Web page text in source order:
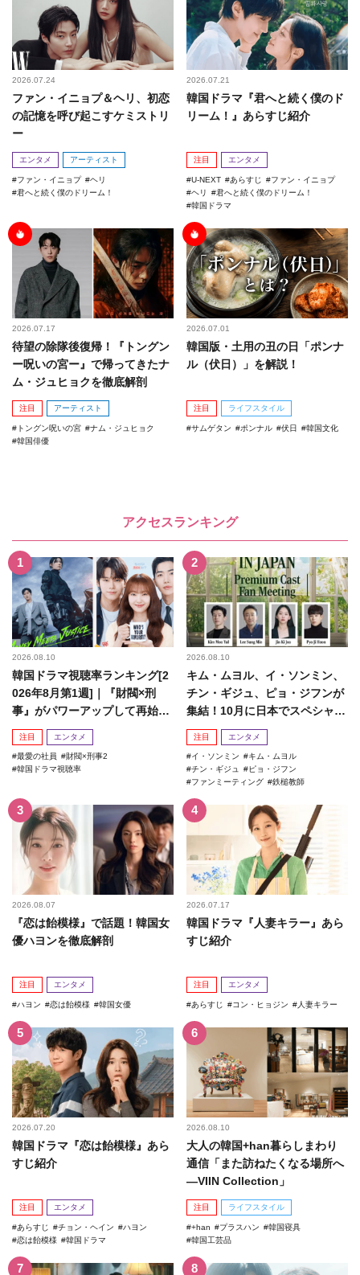
2026.07.24
ファン・イニョプ＆ヘリ、初恋
の記憶を呼び起こすケミストリ
ー
エンタメ アーティスト
ファン・イニョプ
ヘリ
君へと続く僕のドリーム！
2026.07.21
韓国ドラマ『君へと続く僕のド
リーム！』あらすじ紹介
注目 エンタメ
U-NEXT あらすじ
ファン・イニョプ
ヘリ
君へと続く僕のドリーム！
韓国ドラマ
2026.07.17
待望の除隊後復帰！『トングン
ー呪いの宮ー』で帰ってきたナ
ム・ジュヒョクを徹底解剖
注目 アーティスト
トングン呪いの宮
ナム・ジュヒョク
韓国俳優
2026.07.01
韓国版・土用の丑の日「ポンナ
ル（伏日）」を解説！
注目 ライフスタイル
サムゲタン ポンナル 伏日 韓国文化
アクセスランキング
2026.08.10
韓国ドラマ視聴率ランキング[2
026年8月第1週]｜『財閥×刑
事』がパワーアップして再始
動！
注目 エンタメ
最愛の社員
財閥×刑事2
韓国ドラマ視聴率
2026.08.10
キム・ムヨル、イ・ソンミン、
チン・ギジュ、ピョ・ジフンが
集結！10月に日本でスペシャル
ファンミーティング開催決...
注目 エンタメ
イ・ソンミン
キム・ムヨル
チン・ギジュ
ピョ・ジフン
ファンミーティング
鉄槌教師
2026.08.07
『恋は飴模様』で話題！韓国女
優ハヨンを徹底解剖
注目 エンタメ
ハヨン 恋は飴模様 韓国女優
2026.07.17
韓国ドラマ『人妻キラー』あら
すじ紹介
注目 エンタメ
あらすじ コン・ヒョジン 人妻キラー
2026.07.20
韓国ドラマ『恋は飴模様』あら
すじ紹介
注目 エンタメ
あらすじ チョン・ヘイン
ハヨン
恋は飴模様
韓国ドラマ
2026.08.10
大人の韓国+han暮らしまわり
通信「また訪ねたくなる場所へ
―VIIN Collection」
注目 ライフスタイル
+han プラスハン
韓国寝具
韓国工芸品